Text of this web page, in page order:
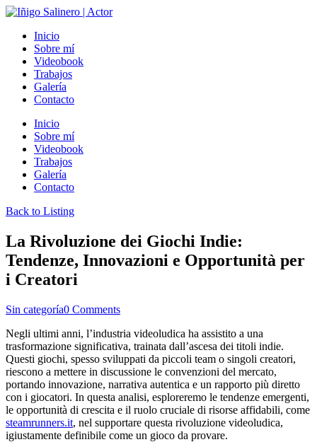
Inicio
Sobre mí
Videobook
Trabajos
Galería
Contacto
Inicio
Sobre mí
Videobook
Trabajos
Galería
Contacto
Back to Listing
La Rivoluzione dei Giochi Indie:
Tendenze, Innovazioni e Opportunità per
i Creatori
Sin categoría0 Comments
Negli ultimi anni, l’industria videoludica ha assistito a una
trasformazione significativa, trainata dall’ascesa dei titoli indie.
Questi giochi, spesso sviluppati da piccoli team o singoli creatori,
riescono a mettere in discussione le convenzioni del mercato,
portando innovazione, narrativa autentica e un rapporto più diretto
con i giocatori. In questa analisi, esploreremo le tendenze emergenti,
le opportunità di crescita e il ruolo cruciale di risorse affidabili, come
steamrunners.it, nel supportare questa rivoluzione videoludica,
igiustamente definibile come un gioco da provare.